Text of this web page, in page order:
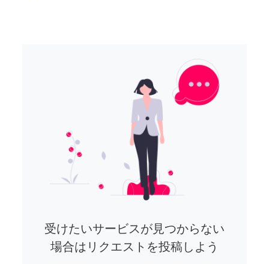
受けたいサービスが見つからない
場合はリクエストを投稿しよう